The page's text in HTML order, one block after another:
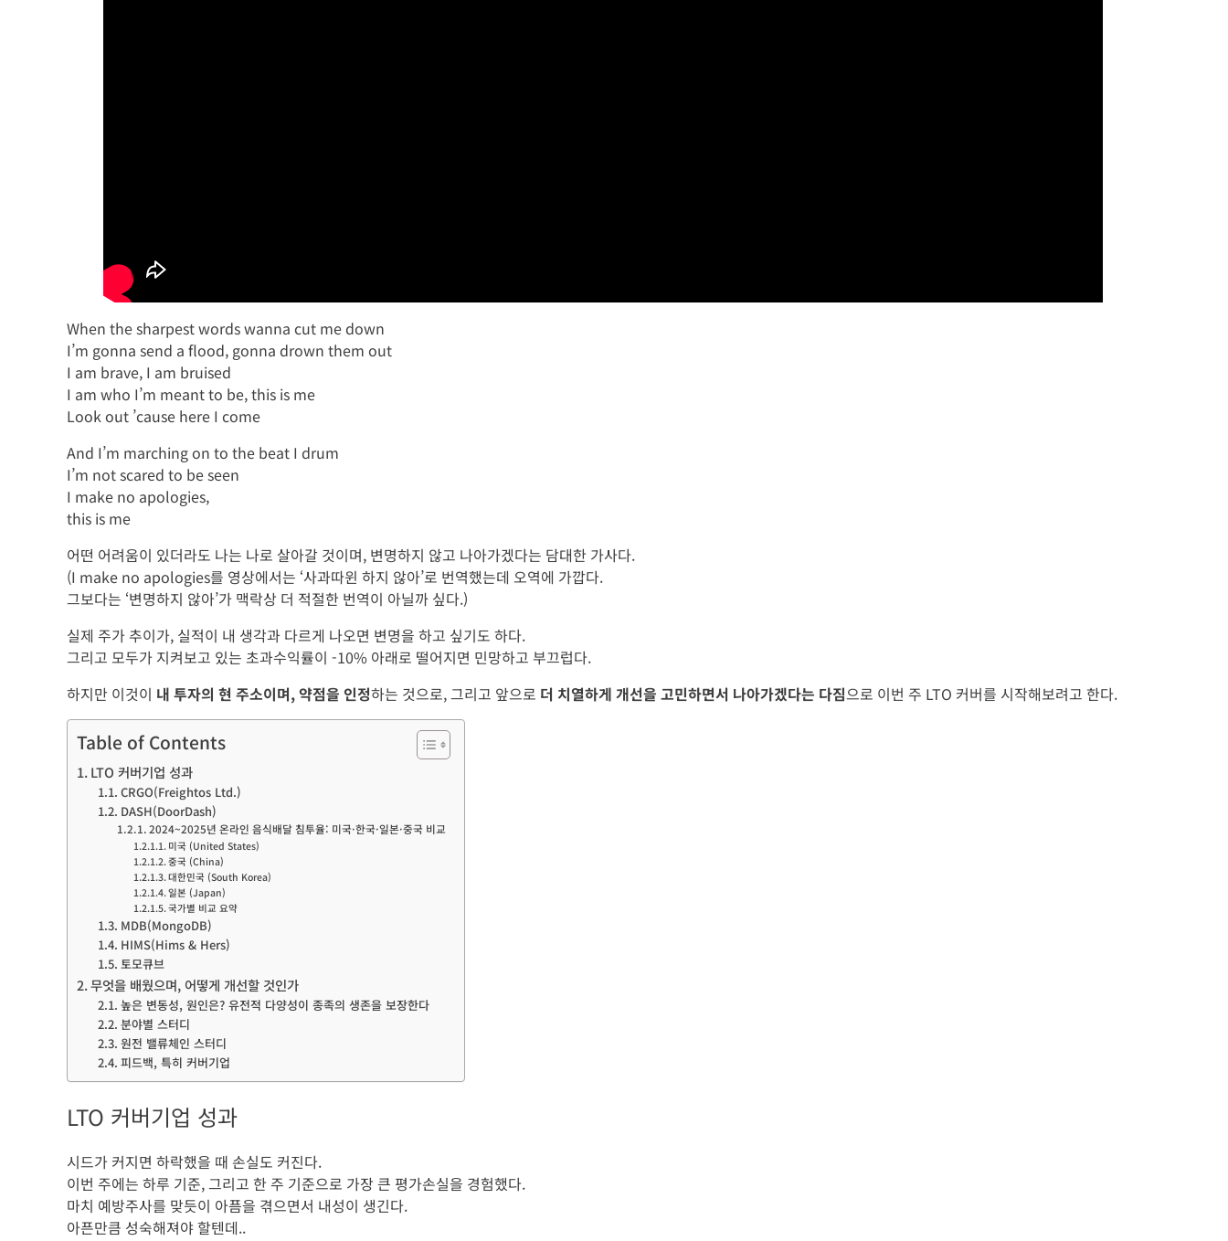
When the sharpest words wanna cut me down
I’m gonna send a flood, gonna drown them out
I am brave, I am bruised
I am who I’m meant to be, this is me
Look out ’cause here I come
And I’m marching on to the beat I drum
I’m not scared to be seen
I make no apologies,
this is me
어떤 어려움이 있더라도 나는 나로 살아갈 것이며, 변명하지 않고 나아가겠다는 담대한 가사다.
(I make no apologies를 영상에서는 ‘사과따윈 하지 않아’로 번역했는데 오역에 가깝다.
그보다는 ‘변명하지 않아’가 맥락상 더 적절한 번역이 아닐까 싶다.)
실제 주가 추이가, 실적이 내 생각과 다르게 나오면 변명을 하고 싶기도 하다.
그리고 모두가 지켜보고 있는 초과수익률이 -10% 아래로 떨어지면 민망하고 부끄럽다.
하지만 이것이 내 투자의 현 주소이며, 약점을 인정하는 것으로, 그리고 앞으로 더 치열하게 개선을 고민하면서 나아가겠다는 다짐으로 이번 주 LTO 커버를 시작해보려고 한다.
Table of Contents
LTO 커버기업 성과
CRGO(Freightos Ltd.)
DASH(DoorDash)
2024~2025년 온라인 음식배달 침투율: 미국·한국·일본·중국 비교
미국 (United States)
중국 (China)
대한민국 (South Korea)
일본 (Japan)
국가별 비교 요약
MDB(MongoDB)
HIMS(Hims & Hers)
토모큐브
무엇을 배웠으며, 어떻게 개선할 것인가
높은 변동성, 원인은? 유전적 다양성이 종족의 생존을 보장한다
분야별 스터디
원전 밸류체인 스터디
피드백, 특히 커버기업
LTO 커버기업 성과
시드가 커지면 하락했을 때 손실도 커진다.
이번 주에는 하루 기준, 그리고 한 주 기준으로 가장 큰 평가손실을 경험했다.
마치 예방주사를 맞듯이 아픔을 겪으면서 내성이 생긴다.
아픈만큼 성숙해져야 할텐데..